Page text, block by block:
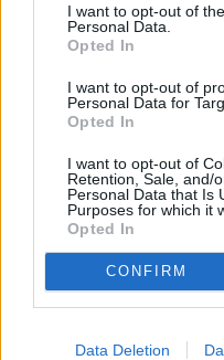
I want to opt-out of
Personal Data.
Opted In
I want to opt-out of
Personal Data for
Opted In
I want to opt-out of
Retention, Sale, and/
Personal Data that Is
Purposes for which it
Opted In
CONFIRM
Data Deletion